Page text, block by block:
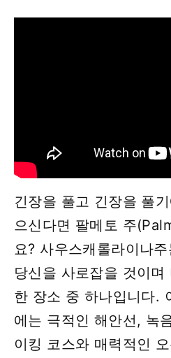
긴장을 풀고 긴장을 풀
으신다면 팔메토 주
요? 사우스캐롤라이나
당신을 사로잡을 것이
한 장소 중 하나입니다.
에는 ​​극적인 해안선, 녹
이킹 코스와 매력적인